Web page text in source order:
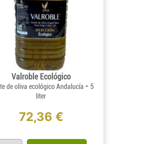
Valroble Ecológico
de oliva ecológico Andalucía - 5
liter
72,36 €